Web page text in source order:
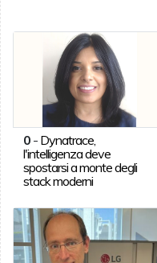
0- Dynatrace,
l'intelligenza deve
spostarsi a monte degli
stack moderni